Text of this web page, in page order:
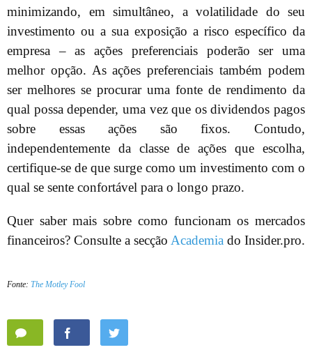
minimizando, em simultâneo, a volatilidade do seu
investimento ou a sua exposição a risco específico da
empresa – as ações preferenciais poderão ser uma
melhor opção. As ações preferenciais também podem
ser melhores se procurar uma fonte de rendimento da
qual possa depender, uma vez que os dividendos pagos
sobre essas ações são fixos. Contudo,
independentemente da classe de ações que escolha,
certifique-se de que surge como um investimento com o
qual se sente confortável para o longo prazo.
Quer saber mais sobre como funcionam os mercados
financeiros? Consulte a secção Academia do Insider.pro.
Fonte: The Motley Fool